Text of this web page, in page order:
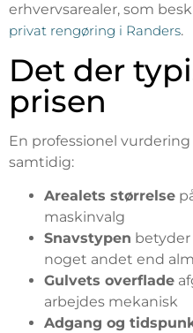
erhvervsarealer, som
privat rengøring i Randers.
Det der
prisen
En professionel
samtidig:
Arealets størrelse
maskinvalg
Snavstypen
noget andet end
Gulvets overflade
arbejdes mekanisk
Adgang og